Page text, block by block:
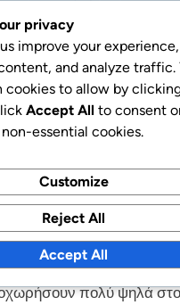
μπορούν να διαταράξουν
σε λάθη και
ευκαιρίες
από τους μέσους
στην άμυνα όσο και
σε κόπωση, ειδικά αν
μπορούν επίσης να
η διάταξη μπορεί να
αν ο επιθετικός
πολύ ψηλά
privacy
improve your
and analyze traffic.
cookies to allow by
Accept All to consent
essential cookies.
Customize
Reject All
Accept All